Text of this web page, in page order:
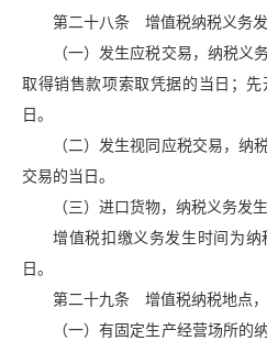
第二十八条 增值税纳税义务发
（一）发生应税交易，纳税义
取得销售款项索取凭据的当日；
日。
（二）发生视同应税交易，纳
交易的当日。
（三）进口货物，纳税义务发
增值税扣缴义务发生时间为
日。
第二十九条 增值税纳税地点，
（一）有固定生产经营场所的